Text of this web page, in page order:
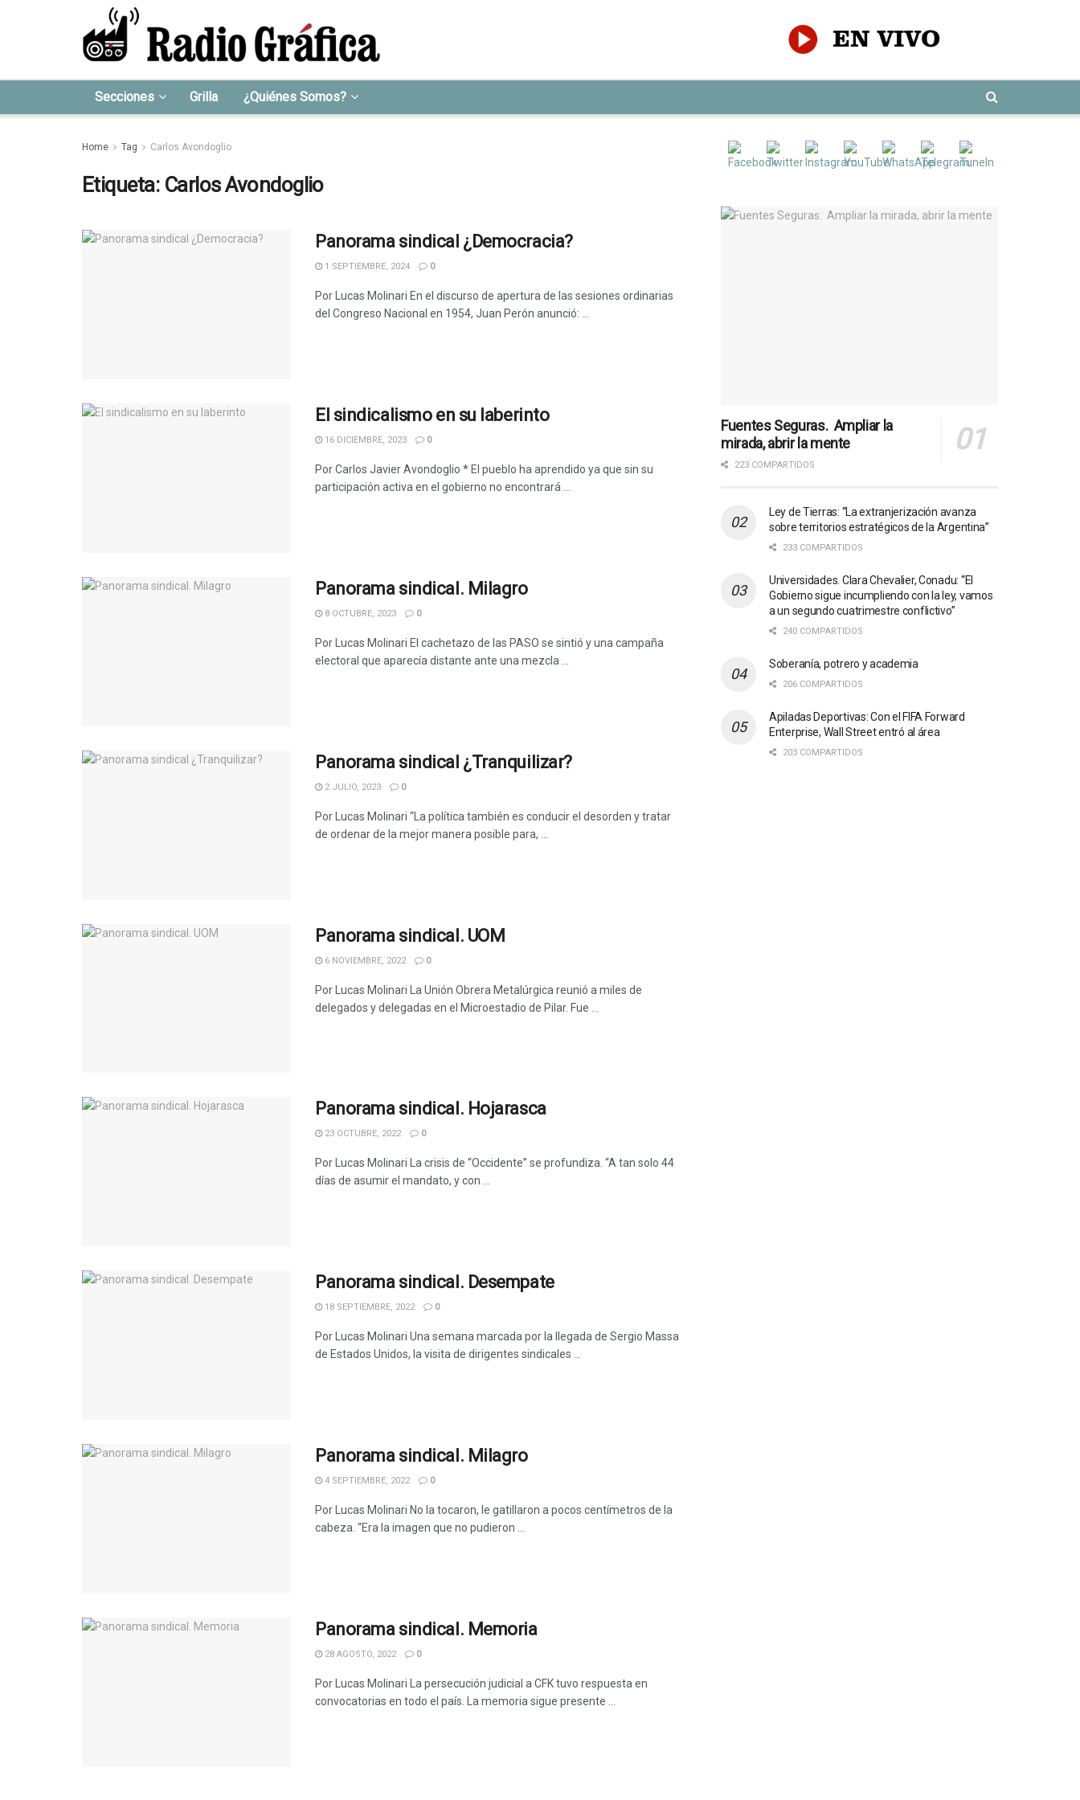
Secciones Grilla ¿Quiénes Somos?
Home Tag Carlos Avondoglio
Etiqueta: Carlos Avondoglio
Panorama sindical ¿Democracia?
1 SEPTIEMBRE, 2024 0
Por Lucas Molinari En el discurso de apertura de las sesiones ordinarias
del Congreso Nacional en 1954, Juan Perón anunció: ...
El sindicalismo en su laberinto
16 DICIEMBRE, 2023 0
Por Carlos Javier Avondoglio * El pueblo ha aprendido ya que sin su
participación activa en el gobierno no encontrará ...
Panorama sindical. Milagro
8 OCTUBRE, 2023 0
Por Lucas Molinari El cachetazo de las PASO se sintió y una campaña
electoral que aparecía distante ante una mezcla ...
Panorama sindical ¿Tranquilizar?
2 JULIO, 2023 0
Por Lucas Molinari “La política también es conducir el desorden y tratar
de ordenar de la mejor manera posible para, ...
Panorama sindical. UOM
6 NOVIEMBRE, 2022 0
Por Lucas Molinari La Unión Obrera Metalúrgica reunió a miles de
delegados y delegadas en el Microestadio de Pilar. Fue ...
Panorama sindical. Hojarasca
23 OCTUBRE, 2022 0
Por Lucas Molinari La crisis de “Occidente” se profundiza. “A tan solo 44
días de asumir el mandato, y con ...
Panorama sindical. Desempate
18 SEPTIEMBRE, 2022 0
Por Lucas Molinari Una semana marcada por la llegada de Sergio Massa
de Estados Unidos, la visita de dirigentes sindicales ...
Panorama sindical. Milagro
4 SEPTIEMBRE, 2022 0
Por Lucas Molinari No la tocaron, le gatillaron a pocos centímetros de la
cabeza. “Era la imagen que no pudieron ...
Panorama sindical. Memoria
28 AGOSTO, 2022 0
Por Lucas Molinari La persecución judicial a CFK tuvo respuesta en
convocatorias en todo el país. La memoria sigue presente ...
Fuentes Seguras. Ampliar la
mirada, abrir la mente
223 COMPARTIDOS
Ley de Tierras: “La extranjerización avanza
sobre territorios estratégicos de la Argentina”
233 COMPARTIDOS
Universidades. Clara Chevalier, Conadu: “El
Gobierno sigue incumpliendo con la ley, vamos
a un segundo cuatrimestre conflictivo”
240 COMPARTIDOS
Soberanía, potrero y academia
206 COMPARTIDOS
Apiladas Deportivas: Con el FIFA Forward
Enterprise, Wall Street entró al área
203 COMPARTIDOS